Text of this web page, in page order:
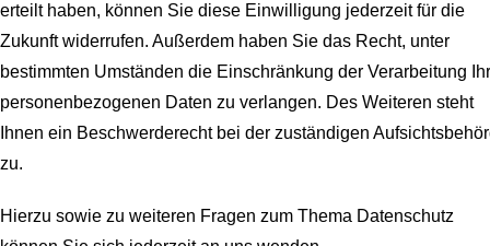
erteilt haben, können Sie diese Einwilligung jederzeit für die
Zukunft widerrufen. Außerdem haben Sie das Recht, unter
bestimmten Umständen die Einschränkung der Verarbeitung
personenbezogenen Daten zu verlangen. Des Weiteren steht
Ihnen ein Beschwerderecht bei der zuständigen
zu.
Hierzu sowie zu weiteren Fragen zum Thema Datenschutz